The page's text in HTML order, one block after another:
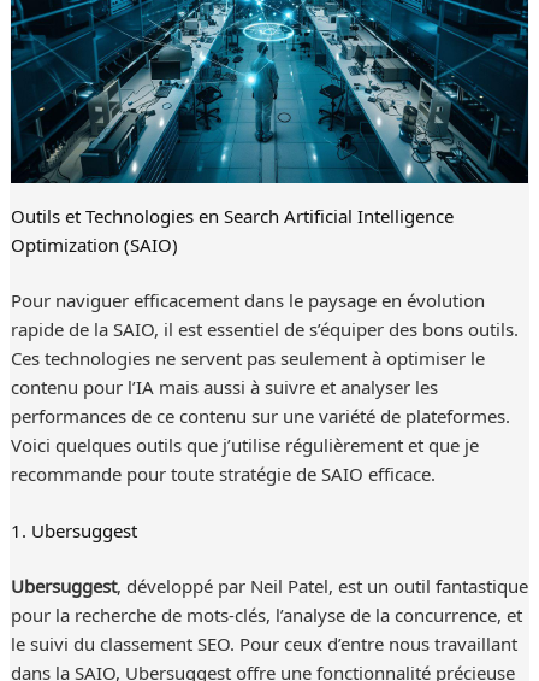
Outils et Technologies en Search Artificial Intelligence
Optimization (SAIO)
Pour naviguer efficacement dans le paysage en évolution
rapide de la SAIO, il est essentiel de s’équiper des bons outils.
Ces technologies ne servent pas seulement à optimiser le
contenu pour l’IA mais aussi à suivre et analyser les
performances de ce contenu sur une variété de plateformes.
Voici quelques outils que j’utilise régulièrement et que je
recommande pour toute stratégie de SAIO efficace.
1. Ubersuggest
Ubersuggest, développé par Neil Patel, est un outil fantastique
pour la recherche de mots-clés, l’analyse de la concurrence, et
le suivi du classement SEO. Pour ceux d’entre nous travaillant
dans la SAIO, Ubersuggest offre une fonctionnalité précieuse